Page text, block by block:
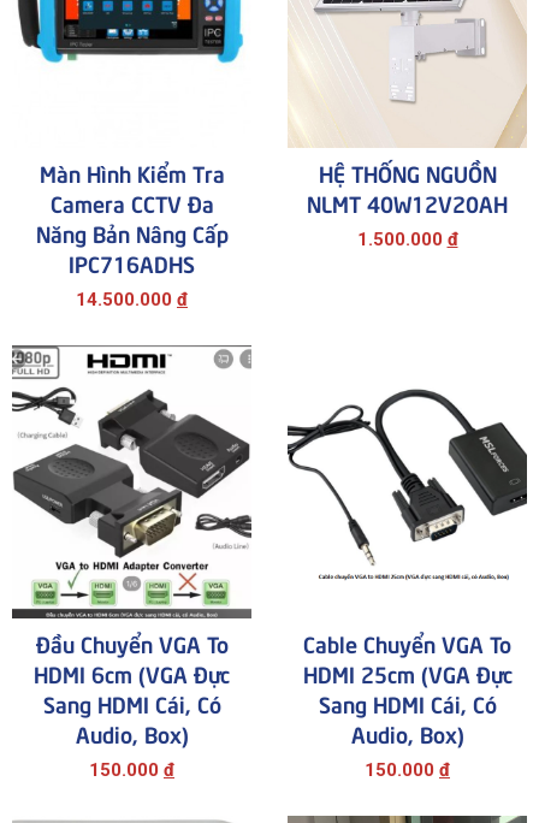
Màn Hình Kiểm Tra
Camera CCTV Đa
Năng Bản Nâng Cấp
IPC716ADHS
14.500.000 đ
HỆ THỐNG NGUỒN
NLMT 40W12V20AH
1.500.000 đ
Đầu Chuyển VGA To
HDMI 6cm (VGA Đực
Sang HDMI Cái, Có
Audio, Box)
150.000 đ
Cable Chuyển VGA To
HDMI 25cm (VGA Đực
Sang HDMI Cái, Có
Audio, Box)
150.000 đ